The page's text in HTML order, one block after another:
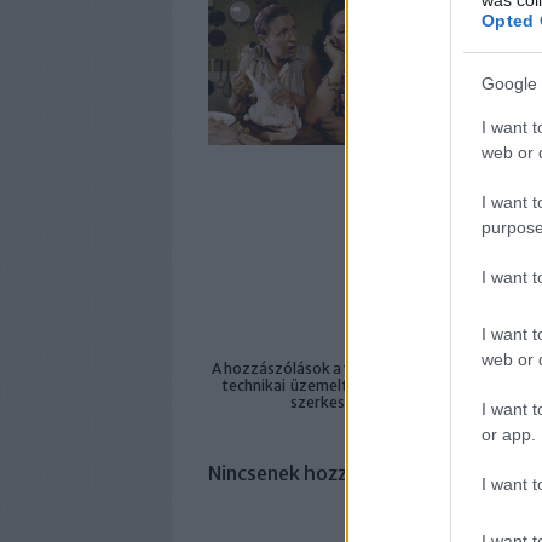
Opted
Google
I want
web or
I want
I want
I want
web or
I want
or app.
I want
A
A hozzászólások a vonatkozó jogszabályok
technikai üzemeltetője semmilyen
szerkesztőjéhez. Részletek a
Nincsenek hozzászólások.